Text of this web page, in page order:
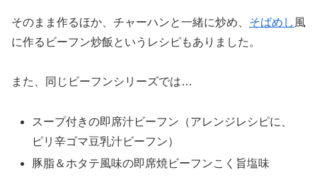
そのまま作るほか、チャーハンと一緒に炒め、 そばめし 風
に作るビーフン炒飯というレシピもありました。
また、同じビーフンシリーズでは…
スープ付きの即席汁ビーフン（アレンジレシピに、
ピリ辛ゴマ豆乳汁ビーフン）
豚脂＆ホタテ風味の即席焼ビーフンこく旨塩味